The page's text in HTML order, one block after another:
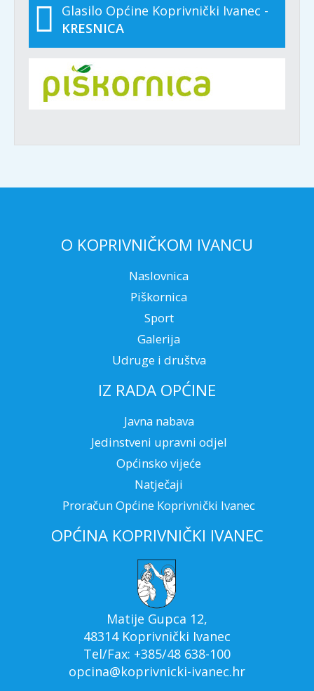
Glasilo Općine Koprivnički Ivanec -
KRESNICA
O KOPRIVNIČKOM IVANCU
Naslovnica
Piškornica
Sport
Galerija
Udruge i društva
IZ RADA OPĆINE
Javna nabava
Jedinstveni upravni odjel
Općinsko vijeće
Natječaji
Proračun Općine Koprivnički Ivanec
OPĆINA KOPRIVNIČKI IVANEC
Matije Gupca 12,
48314 Koprivnički Ivanec
Tel/Fax: +385/48 638-100
opcina@koprivnicki-ivanec.hr